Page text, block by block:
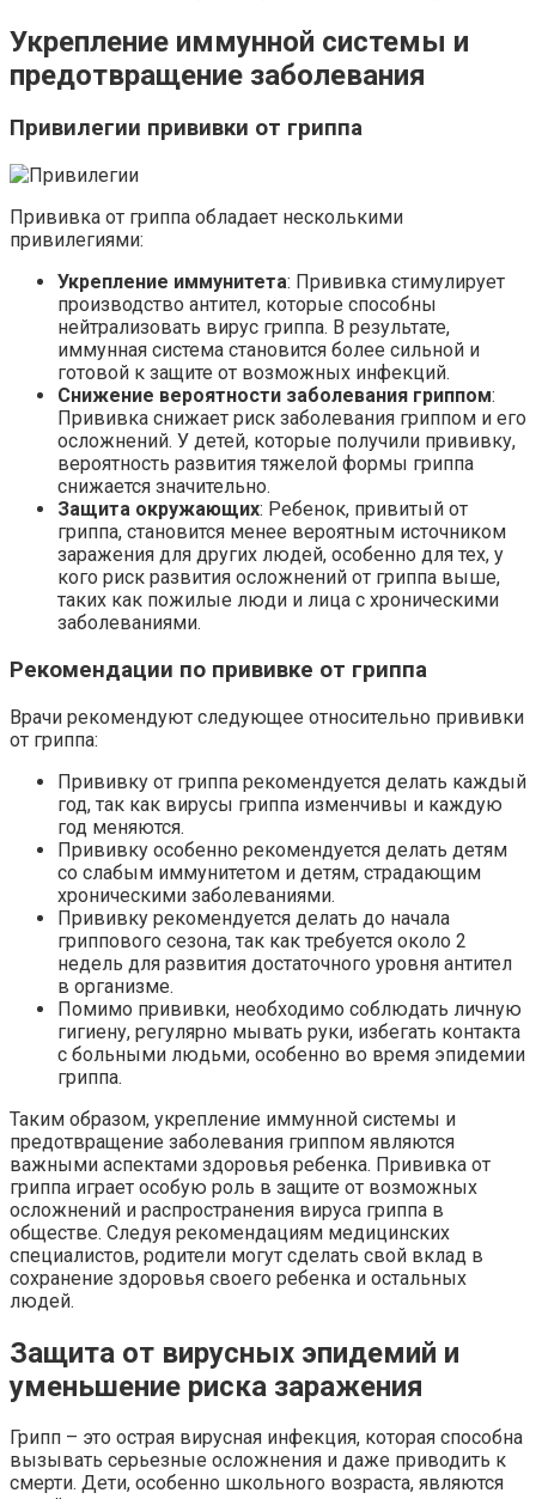
Укрепление иммунной системы и
предотвращение заболевания
Привилегии прививки от гриппа
Прививка от гриппа обладает несколькими
привилегиями:
Укрепление иммунитета: Прививка стимулирует
производство антител, которые способны
нейтрализовать вирус гриппа. В результате,
иммунная система становится более сильной и
готовой к защите от возможных инфекций.
Снижение вероятности заболевания гриппом:
Прививка снижает риск заболевания гриппом и его
осложнений. У детей, которые получили прививку,
вероятность развития тяжелой формы гриппа
снижается значительно.
Защита окружающих: Ребенок, привитый от
гриппа, становится менее вероятным источником
заражения для других людей, особенно для тех, у
кого риск развития осложнений от гриппа выше,
таких как пожилые люди и лица с хроническими
заболеваниями.
Рекомендации по прививке от гриппа
Врачи рекомендуют следующее относительно прививки
от гриппа:
Прививку от гриппа рекомендуется делать каждый
год, так как вирусы гриппа изменчивы и каждую
год меняются.
Прививку особенно рекомендуется делать детям
со слабым иммунитетом и детям, страдающим
хроническими заболеваниями.
Прививку рекомендуется делать до начала
гриппового сезона, так как требуется около 2
недель для развития достаточного уровня антител
в организме.
Помимо прививки, необходимо соблюдать личную
гигиену, регулярно мывать руки, избегать контакта
с больными людьми, особенно во время эпидемии
гриппа.
Таким образом, укрепление иммунной системы и
предотвращение заболевания гриппом являются
важными аспектами здоровья ребенка. Прививка от
гриппа играет особую роль в защите от возможных
осложнений и распространения вируса гриппа в
обществе. Следуя рекомендациям медицинских
специалистов, родители могут сделать свой вклад в
сохранение здоровья своего ребенка и остальных
людей.
Защита от вирусных эпидемий и
уменьшение риска заражения
Грипп – это острая вирусная инфекция, которая способна
вызывать серьезные осложнения и даже приводить к
смерти. Дети, особенно школьного возраста, являются